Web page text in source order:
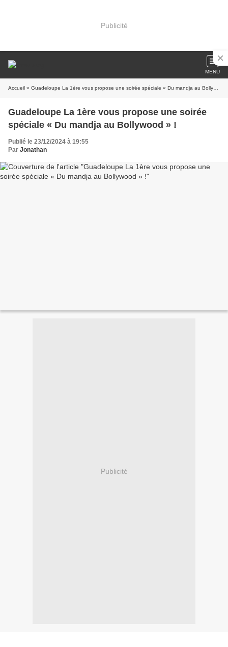
Publicité
MENU
Accueil » Guadeloupe La 1ère vous propose une soirée spéciale « Du mandja au Bollywood » !
Guadeloupe La 1ère vous propose une soirée
spéciale « Du mandja au Bollywood » !
Publié le 23/12/2024 à 19:55
Par Jonathan
Publicité